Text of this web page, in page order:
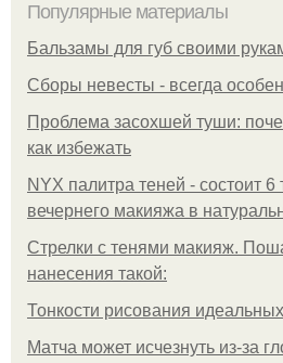
Популярные материалы
Бальзамы для губ своими
Сборы невесты - всегда
Проблема засохшей туши:
как избежать
NYX палитра теней - состоит
вечернего макияжа в
Стрелки с тенями макияж.
нанесения такой:
Тонкости рисования
Матча может исчезнуть из-за